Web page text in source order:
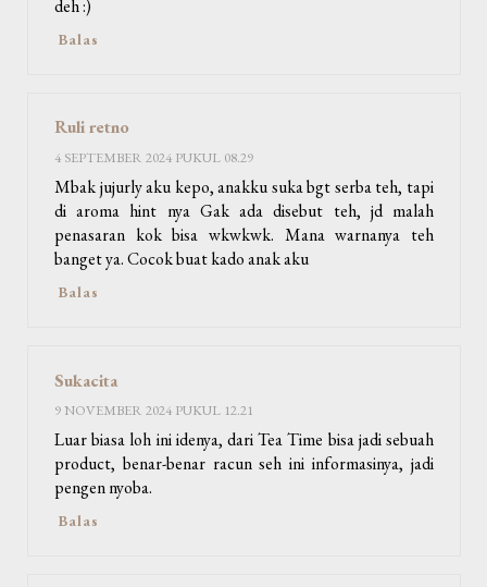
deh :)
Balas
Ruli retno
4 SEPTEMBER 2024 PUKUL 08.29
Mbak jujurly aku kepo, anakku suka bgt serba teh, tapi
di aroma hint nya Gak ada disebut teh, jd malah
penasaran kok bisa wkwkwk. Mana warnanya teh
banget ya. Cocok buat kado anak aku
Balas
Sukacita
9 NOVEMBER 2024 PUKUL 12.21
Luar biasa loh ini idenya, dari Tea Time bisa jadi sebuah
product, benar-benar racun seh ini informasinya, jadi
pengen nyoba.
Balas